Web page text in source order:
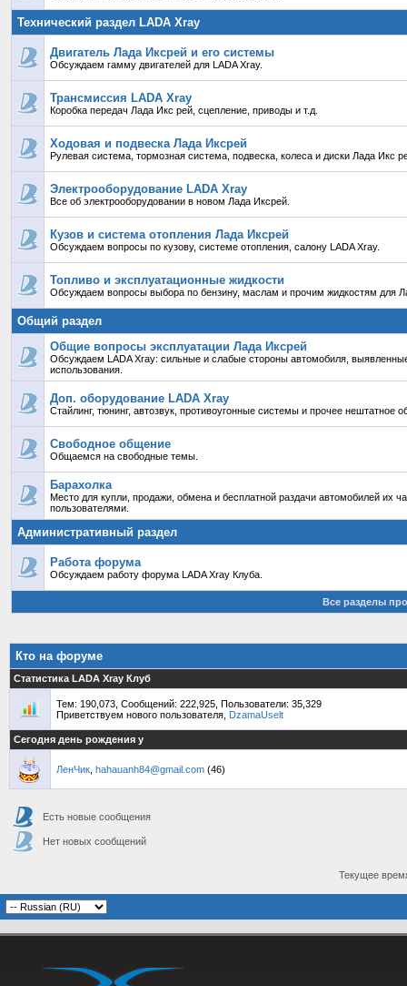
Технический раздел LADA Xray
Двигатель Лада Иксрей и его системы
Обсуждаем гамму двигателей для LADA Xray.
Трансмиссия LADA Xray
Коробка передач Лада Икс рей, сцепление, приводы и т.д.
Ходовая и подвеска Лада Иксрей
Рулевая система, тормозная система, подвеска, колеса и диски Лада Икс
Электрооборудование LADA Xray
Все об электрооборудовании в новом Лада Иксрей.
Кузов и система отопления Лада Иксрей
Обсуждаем вопросы по кузову, системе отопления, салону LADA Xray.
Топливо и эксплуатационные жидкости
Обсуждаем вопросы выбора по бензину, маслам и прочим жидкостям для
Общий раздел
Общие вопросы эксплуатации Лада Иксрей
Обсуждаем LADA Xray: сильные и слабые стороны автомобиля,
использования.
Доп. оборудование LADA Xray
Стайлинг, тюнинг, автозвук, противоугонные системы и прочее нештатное
Свободное общение
Общаемся на свободные темы.
Барахолка
Место для купли, продажи, обмена и бесплатной раздачи автомобилей их
пользователями.
Административный раздел
Работа форума
Обсуждаем работу форума LADA Xray Клуба.
Все разделы
Кто на форуме
Статистика LADA Xray Клуб
Тем: 190,073, Сообщений: 222,925, Пользователи: 35,329
Приветствуем нового пользователя, DzamaUselt
Сегодня день рождения у
ЛенЧик hahauanh84@gmail.com (46)
Есть новые сообщения
Нет новых сообщений
Текущее